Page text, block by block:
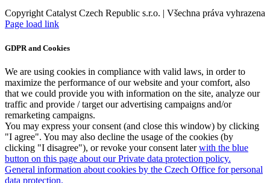
Copyright Catalyst Czech Republic s.r.o. | Všechna práva vyhrazena
Facebook
Instagram
Page load link
GDPR and Cookies
We are using cookies in compliance with valid laws, in order to
maximize the performance of our website and your comfort, also
that we could provide you with information on the site, analyze our
traffic and provide / target our advertising campaigns and/or
remarketing campaigns.
You may express your consent (and close this window) by clicking
"I agree". You may also decline the usage of the cookies (by
clicking "I disagree"), or revoke your consent laterwith the blue
button on this page about our Private data protection policy.
General information about cookies by the Czech Office for personal
data protection.